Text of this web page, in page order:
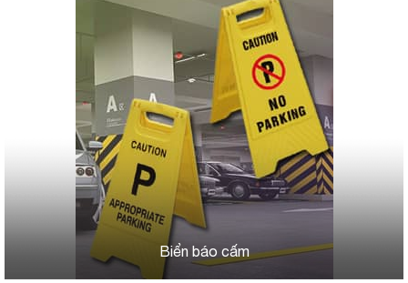
Biển báo cấm